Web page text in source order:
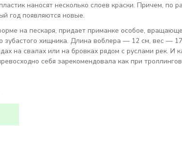
наносят несколько слоев краски. Причем, по
год появляются новые.
на пескаря, придает приманке особое,
зубастого хищника. Длина воблера — 12 см, вес —
на свалах или на бровках рядом с руслами рек. И
себя зарекомендовала как при